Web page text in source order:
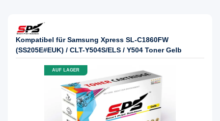
Kompatibel für Samsung Xpress SL-C1860FW
(SS205E#EUK) / CLT-Y504S/ELS / Y504 Toner Gelb
AUF LAGER